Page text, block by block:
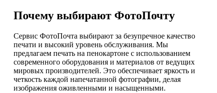
Почему выбирают ФотоПочту
Сервис ФотоПочта выбирают за безупречное качество
печати и высокий уровень обслуживания. Мы
предлагаем печать на пенокартоне с использованием
современного оборудования и материалов от ведущих
мировых производителей. Это обеспечивает яркость и
четкость каждой напечатанной фотографии, делая
изображения оживленными и насыщенными.